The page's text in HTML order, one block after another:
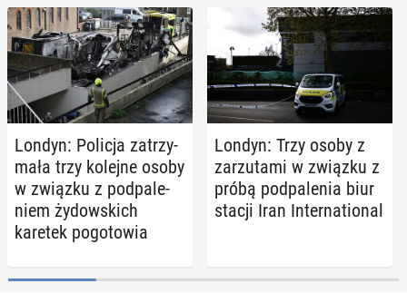
Londyn: Policja za­trzy­
ma­ła trzy kolejne osoby
w związku z pod­pa­le­
niem ży­dow­skich
karetek po­go­to­wia
Londyn: Trzy osoby z
za­rzu­ta­mi w związku z
próbą pod­pa­le­nia biur
stacji Iran In­ter­na­tio­nal